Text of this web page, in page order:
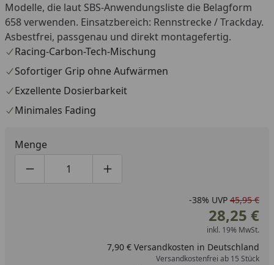
Modelle, die laut SBS-Anwendungsliste die Belagform
658 verwenden. Einsatzbereich: Rennstrecke / Trackday.
Asbestfrei, passgenau und direkt montagefertig.
Racing-Carbon-Tech-Mischung
Sofortiger Grip ohne Aufwärmen
Exzellente Dosierbarkeit
Minimales Fading
Menge
Produktmenge um eins verringern
Produktmenge manuell eingeben
Produktmenge um eins erhöhen
-38% UVP 45,95 €
28,25 €
inkl. 19% MwSt.
7,90 € Versandkosten in Deutschland
Versandkostenfrei ab 15 Stück